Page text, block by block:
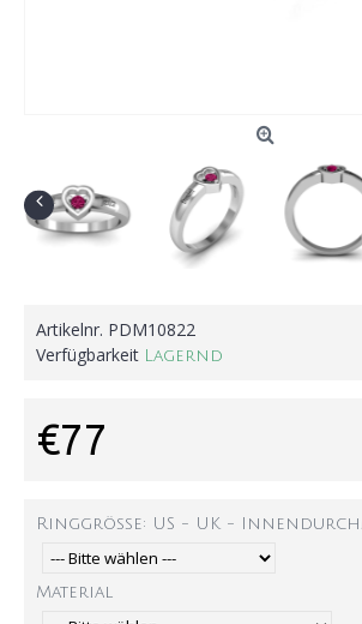
Artikelnr. PDM10822
Verfügbarkeit Lagernd
€77
Ringgröße: US - UK -
Material